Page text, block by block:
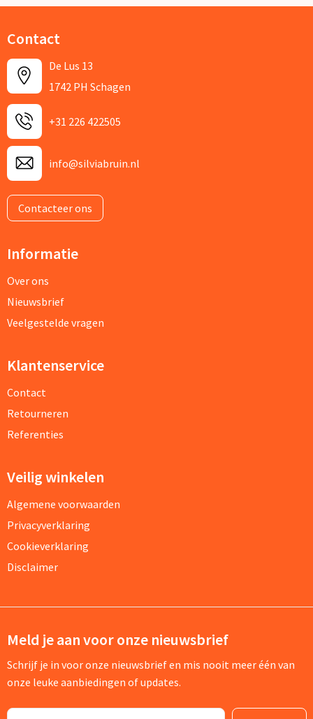
Contact
De Lus 13
1742 PH Schagen
+31 226 422505
info@silviabruin.nl
Contacteer ons
Informatie
Over ons
Nieuwsbrief
Veelgestelde vragen
Klantenservice
Contact
Retourneren
Referenties
Veilig winkelen
Algemene voorwaarden
Privacyverklaring
Cookieverklaring
Disclaimer
Meld je aan voor onze nieuwsbrief
Schrijf je in voor onze nieuwsbrief en mis nooit meer één van
onze leuke aanbiedingen of updates.